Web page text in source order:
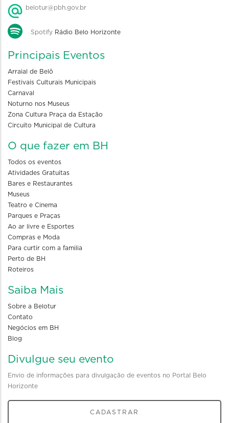
belotur@pbh.gov.br
Spotify Rádio Belo Horizonte
Principais Eventos
Arraial de Belô
Festivais Culturais Municipais
Carnaval
Noturno nos Museus
Zona Cultura Praça da Estação
Circuito Municipal de Cultura
O que fazer em BH
Todos os eventos
Atividades Gratuitas
Bares e Restaurantes
Museus
Teatro e Cinema
Parques e Praças
Ao ar livre e Esportes
Compras e Moda
Para curtir com a familia
Perto de BH
Roteiros
Saiba Mais
Sobre a Belotur
Contato
Negócios em BH
Blog
Divulgue seu evento
Envio de informações para divulgação de eventos no Portal Belo
Horizonte
CADASTRAR